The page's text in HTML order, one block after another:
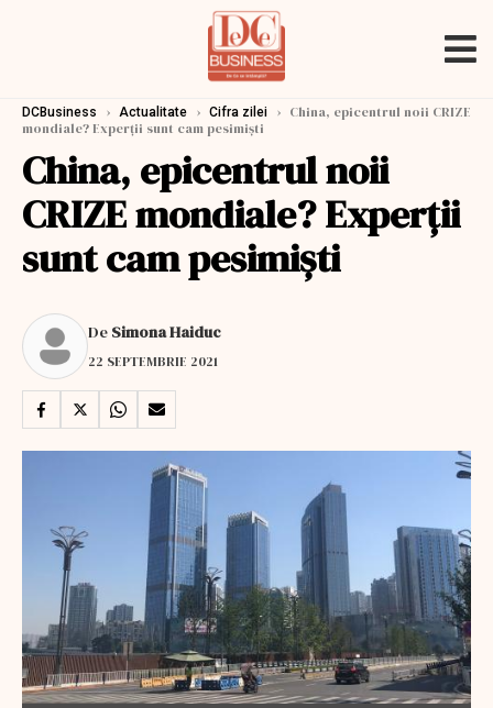
DCBusiness › Actualitate › Cifra zilei › China, epicentrul noii CRIZE
mondiale? Experții sunt cam pesimiști
China, epicentrul noii
CRIZE mondiale? Experții
sunt cam pesimiști
De Simona Haiduc
22 SEPTEMBRIE 2021